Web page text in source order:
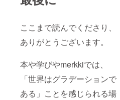
ここまで読んでくださり、
ありがとうございます。
本や学びやmerkkiでは、
「世界はグラデーションで
ある」ことを感じられる場